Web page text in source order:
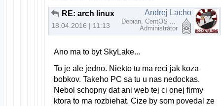
RE: arch linux
18.04.2016 | 11:13
Andrej Lacho
Debian, CentOS ...
Administrátor
Ano ma to byt SkyLake...
To je ale jedno. Niekto tu ma reci jak koza
bobkov. Takeho PC sa tu u nas nedockas.
Nebol schopny dat ani web tej ci onej firmy
ktora to ma rozbiehat. Cize by som povedal ze